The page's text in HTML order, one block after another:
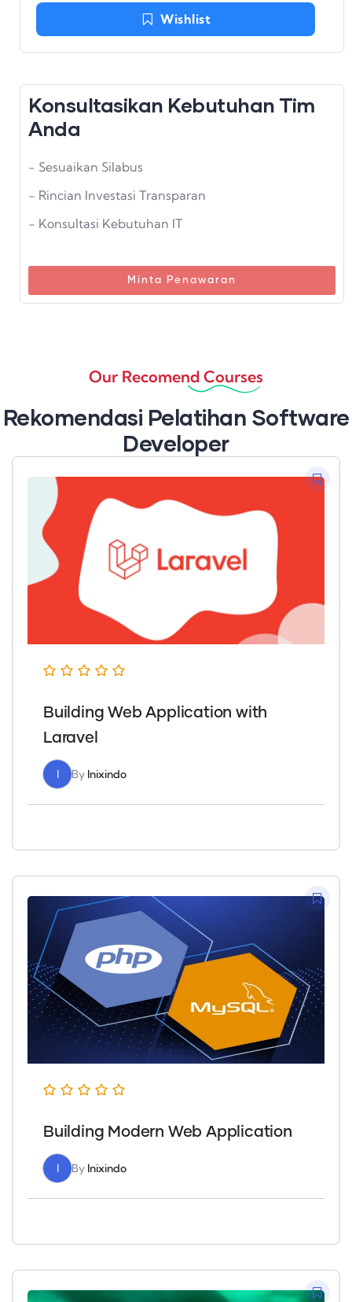
Wishlist
Konsultasikan Kebutuhan Tim
Anda
- Sesuaikan Silabus
- Rincian Investasi Transparan
- Konsultasi Kebutuhan IT
Minta Penawaran
Our Recomend Courses
Rekomendasi Pelatihan Software
Developer
Building Web Application with
Laravel
I By Inixindo
Building Modern Web Application
I By Inixindo